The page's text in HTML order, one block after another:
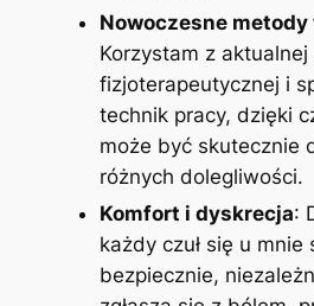
Nowoczesne
Korzystam z
fizjoterapeutycznej i
technik pracy, dzięki
może być skutecznie
różnych dolegliwości.
Komfort i dyskrecja:
każdy czuł się u mnie
bezpiecznie,